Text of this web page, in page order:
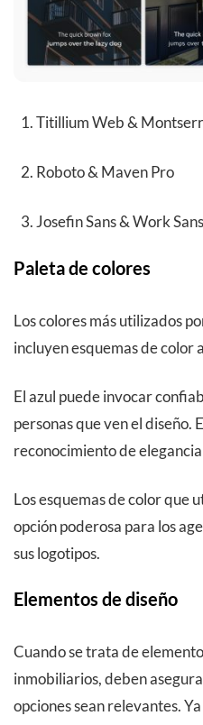
Titillium Web &
Roboto & Maven Pro
Josefin Sans & Work Sans
Paleta de colores
Los colores más utilizados
incluyen esquemas de color
El azul puede invocar
personas que ven el diseño.
reconocimiento de
Los esquemas de color que
opción poderosa para los
sus logotipos.
Elementos de diseño
Cuando se trata de
inmobiliarios, deben
opciones sean relevantes.